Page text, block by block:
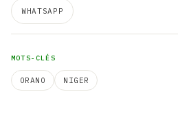
WHATSAPP
MOTS-CLÉS
ORANO NIGER